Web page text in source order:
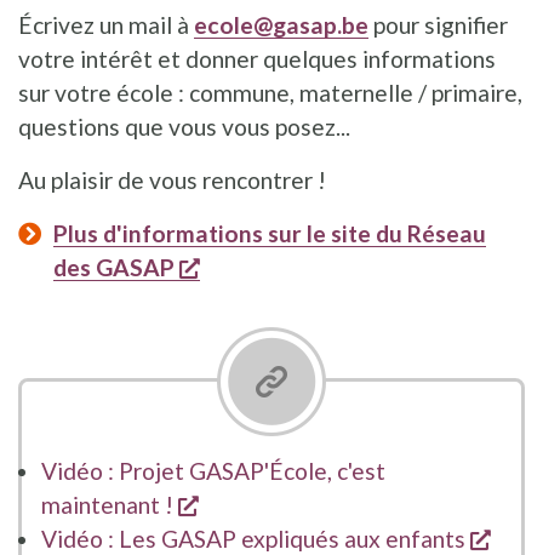
Écrivez un mail à ecole@gasap.be pour signifier
votre intérêt et donner quelques informations
sur votre école : commune, maternelle / primaire,
questions que vous vous posez...
Au plaisir de vous rencontrer !
Plus d'informations sur le site du Réseau
des GASAP
s'ouvre dans une nouvelle
Vidéo : Projet GASAP'École, c'est
maintenant !
s'ouvre dans une nouvelle
Vidéo : Les GASAP expliqués aux enfants